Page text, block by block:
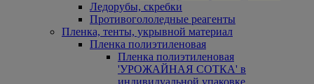
Ледорубы, скребки
Противогололедные реагенты
Пленка, тенты, укрывной материал
Пленка полиэтиленовая
Пленка полиэтиленовая
'УРОЖАЙНАЯ СОТКА' в
индивидуальной упаковке